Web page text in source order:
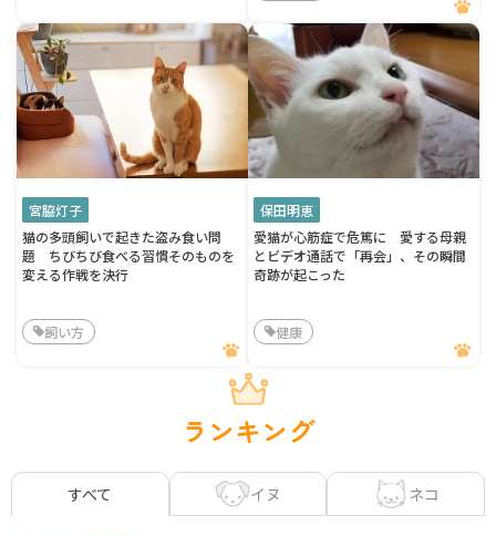
宮脇灯子
猫の多頭飼いで起きた盗み食い問
題 ちびちび食べる習慣そのものを
変える作戦を決行
飼い方
保田明恵
愛猫が心筋症で危篤に 愛する母親
とビデオ通話で「再会」、その瞬間
奇跡が起こった
健康
ランキング
すべて イヌ ネコ